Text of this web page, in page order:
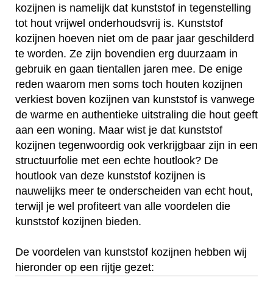
kozijnen is namelijk dat kunststof in tegenstelling
tot hout vrijwel onderhoudsvrij is. Kunststof
kozijnen hoeven niet om de paar jaar geschilderd
te worden. Ze zijn bovendien erg duurzaam in
gebruik en gaan tientallen jaren mee. De enige
reden waarom men soms toch houten kozijnen
verkiest boven kozijnen van kunststof is vanwege
de warme en authentieke uitstraling die hout geeft
aan een woning. Maar wist je dat kunststof
kozijnen tegenwoordig ook verkrijgbaar zijn in een
structuurfolie met een echte houtlook? De
houtlook van deze kunststof kozijnen is
nauwelijks meer te onderscheiden van echt hout,
terwijl je wel profiteert van alle voordelen die
kunststof kozijnen bieden.
De voordelen van kunststof kozijnen hebben wij
hieronder op een rijtje gezet: